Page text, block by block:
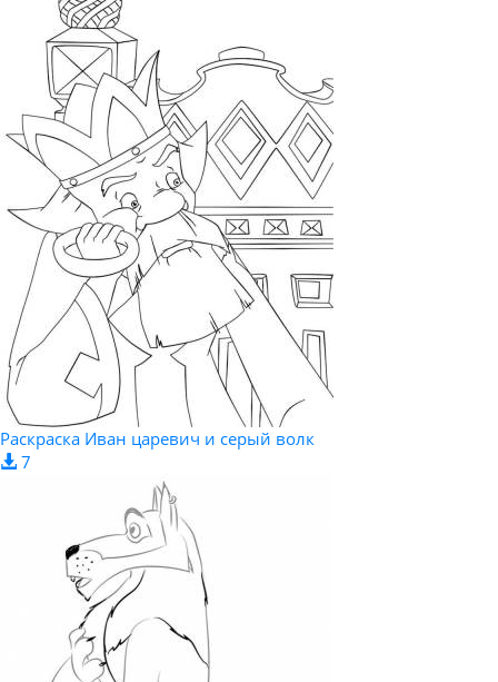
Раскраска Иван царевич и серый волк
7